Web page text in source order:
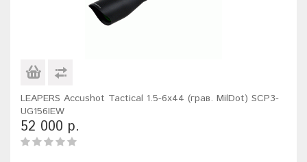
LEAPERS Accushot Tactical 1.5-6x44 (грав. MilDot) SCP3-
UG156IEW
52 000 р.